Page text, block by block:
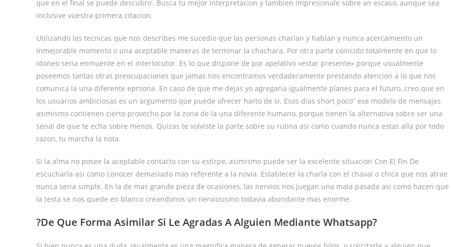
que en el final se puede descubrir. Busca tu mejor interpretacion y tambien impresionale sobre an escaso, aunque sea
inclusive vuestra primera citacion.
Utilizando las tecnicas que nos describes me sucedio que las personas charlan y hablan y nunca acercamiento un
inmejorable momento o una aceptable maneras de terminar la chachara. Por otra parte coincido totalmente en que lo
idoneo seri­a enmuente en el interlocutor. Es lo que dispone de por apelativo «estar presente» porque usualmente
poseemos tantas otras preocupaciones que jamas nos encontramos verdaderamente prestando atencion a lo que nos
comunica la una diferente eprsona. En caso de que me dejas yo agregaria igualmente planes para el futuro, creo que en
los usuarios ambiciosas es un argumento que puede ofrecer harto de si. Esos dias short poco” ese modelo de mensajes
asimismo contienen cierto provecho por la zona de la una diferente humano, porque tienen la alternativa sobre ser una
senal de que te echa sobre menos. Quizas te volviste la parte sobre su rutina asi­ como cuando nunca estas alla por todo
razon, tu marcha la nota.
Si la alma no posee la aceptable contacto con su estirpe, asimismo puede ser la excelente situacion Con El Fin De
escucharla asi­ como conocer demasiado mas referente a la novia. Establecer la charla con el chaval o chica que nos atrae
nunca seri­a simple. En la de mas grande pieza de ocasiones, las nervios nos juegan una mala pasada asi­ como hacen que
la testa se nos quede en blanco creandonos un nerviosismo todavia abundante mas enorme.
?De Que Forma Asimilar Si Le Agradas A Alguien Mediante Whatsapp?